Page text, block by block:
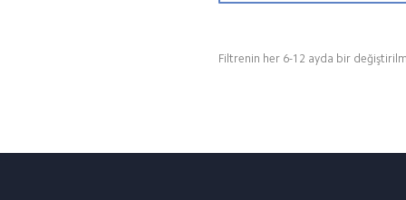
Filtrenin her 6-12 ayda bir